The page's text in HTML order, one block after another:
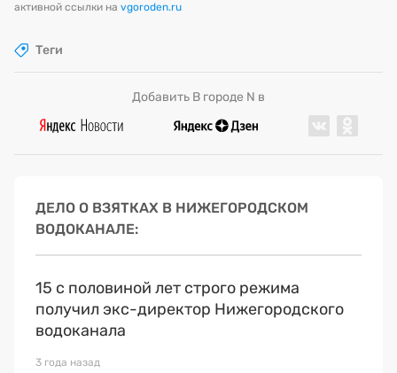
активной ссылки на vgoroden.ru
Теги
Добавить В городе N в
ДЕЛО О ВЗЯТКАХ В НИЖЕГОРОДСКОМ
ВОДОКАНАЛЕ
15 с половиной лет строго режима
получил экс-директор Нижегородского
водоканала
3 года назад